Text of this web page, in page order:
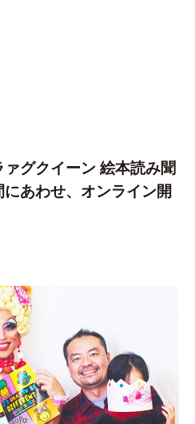
グクイーン 絵本読み聞
あわせ、オンライン開